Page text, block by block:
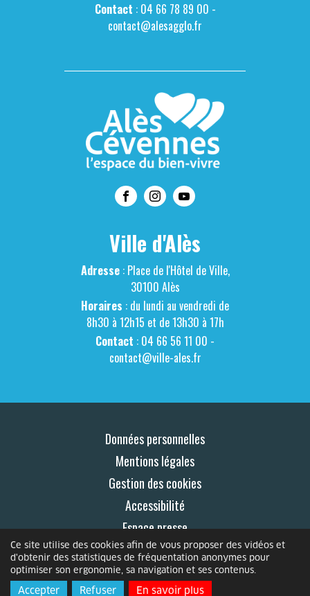
Ce site utilise des cookies afin de vous proposer des vidéos et
d'obtenir des statistiques de fréquentation anonymes pour
optimiser son ergonomie, sa navigation et ses contenus.
Accepter Refuser En savoir plus
Contact : 04 66 78 89 00 -
contact@alesagglo.fr
Ville d'Alès
Adresse: Place de l'Hôtel de Ville,
30100 Alès
Horaires : du lundi au vendredi de
8h30 à 12h15 et de 13h30 à 17h
Contact : 04 66 56 11 00 -
contact@ville-ales.fr
© 2026 Le Mag
Données personnelles
Mentions légales
Gestion des cookies
Accessibilité
Espace presse
Contact